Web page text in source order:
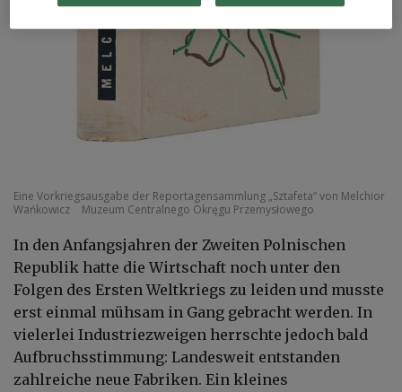
Eine Vorkriegsausgabe der Reportagensammlung „Sztafeta“ von Melchior
Wańkowicz
Muzeum Centralnego Okręgu Przemysłowego
In den Anfangsjahren der Zweiten Polnischen
Republik hatte die Wirtschaft noch unter den
Folgen des Ersten Weltkriegs zu leiden und musste
erst einmal mühsam in Gang gebracht werden. In
vielerlei Industriezweigen herrschte jedoch bald
Aufbruchsstimmung: Landesweit entstanden
zahlreiche neue Fabriken. Ein kleines